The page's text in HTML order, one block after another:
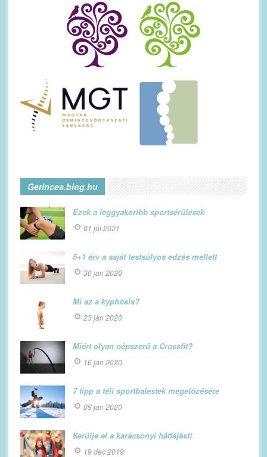
Gerinces.blog.hu
Ezek a leggyakoribb sportsérülések
01 júl 2021
5+1 érv a saját testsúlyos edzés mellett
30 jan 2020
Mi az a kyphosis?
23 jan 2020
Miért olyan népszerű a Crossfit?
16 jan 2020
7 tipp a téli sportbalestek megelőzésére
09 jan 2020
Kerülje el a karácsonyi hátfájást!
19 dec 2019